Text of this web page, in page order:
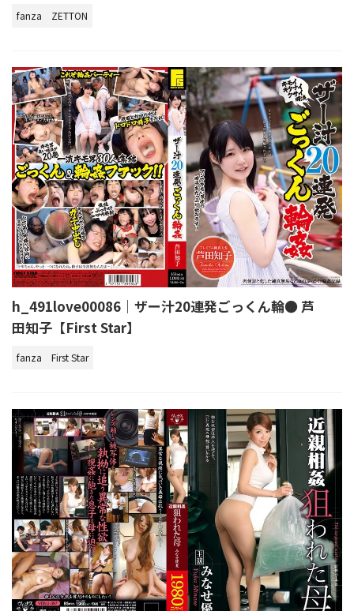
fanza ZETTON
h_491love00086｜ザー汁20連発ごっくん輪● 芦
田知子【First Star】
fanza First Star